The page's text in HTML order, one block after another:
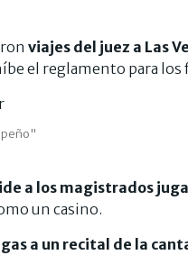
viajes del juez a Las
el reglamento para
a los magistrados
un casino.
a un recital de la